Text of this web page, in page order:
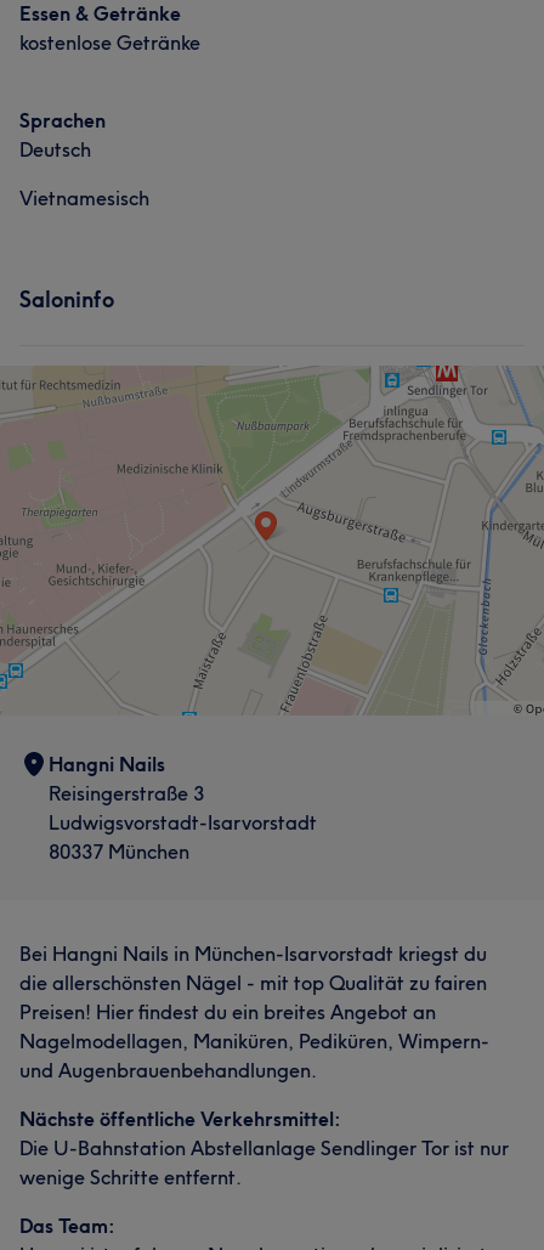
Essen & Getränke
kostenlose Getränke
Sprachen
Deutsch
Vietnamesisch
Saloninfo
Hangni Nails
Reisingerstraße 3
Ludwigsvorstadt-Isarvorstadt
80337 München
Bei Hangni Nails in München-Isarvorstadt kriegst du
die allerschönsten Nägel - mit top Qualität zu fairen
Preisen! Hier findest du ein breites Angebot an
Nagelmodellagen, Maniküren, Pediküren, Wimpern-
und Augenbrauenbehandlungen.
Nächste öffentliche Verkehrsmittel:
Die U-Bahnstation Abstellanlage Sendlinger Tor ist nur
wenige Schritte entfernt.
Das Team: